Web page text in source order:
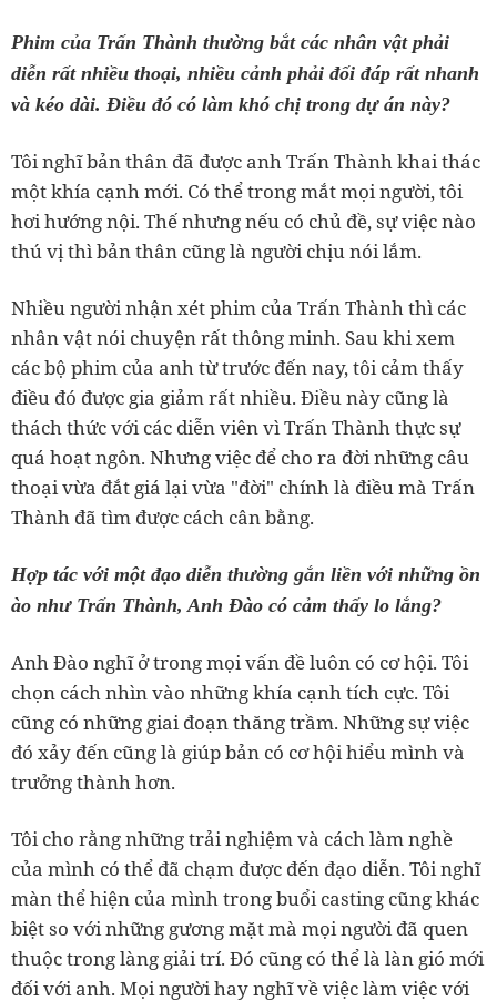
Phim của Trấn Thành thường bắt các nhân vật phải
diễn rất nhiều thoại, nhiều cảnh phải đối đáp rất nhanh
và kéo dài. Điều đó có làm khó chị trong dự án này?
Tôi nghĩ bản thân đã được anh Trấn Thành khai thác
một khía cạnh mới. Có thể trong mắt mọi người, tôi
hơi hướng nội. Thế nhưng nếu có chủ đề, sự việc nào
thú vị thì bản thân cũng là người chịu nói lắm.
Nhiều người nhận xét phim của Trấn Thành thì các
nhân vật nói chuyện rất thông minh. Sau khi xem
các bộ phim của anh từ trước đến nay, tôi cảm thấy
điều đó được gia giảm rất nhiều. Điều này cũng là
thách thức với các diễn viên vì Trấn Thành thực sự
quá hoạt ngôn. Nhưng việc để cho ra đời những câu
thoại vừa đắt giá lại vừa "đời" chính là điều mà Trấn
Thành đã tìm được cách cân bằng.
Hợp tác với một đạo diễn thường gắn liền với những ồn
ào như Trấn Thành, Anh Đào có cảm thấy lo lắng?
Anh Đào nghĩ ở trong mọi vấn đề luôn có cơ hội. Tôi
chọn cách nhìn vào những khía cạnh tích cực. Tôi
cũng có những giai đoạn thăng trầm. Những sự việc
đó xảy đến cũng là giúp bản có cơ hội hiểu mình và
trưởng thành hơn.
Tôi cho rằng những trải nghiệm và cách làm nghề
của mình có thể đã chạm được đến đạo diễn. Tôi nghĩ
màn thể hiện của mình trong buổi casting cũng khác
biệt so với những gương mặt mà mọi người đã quen
thuộc trong làng giải trí. Đó cũng có thể là làn gió mới
đối với anh. Mọi người hay nghĩ về việc làm việc với